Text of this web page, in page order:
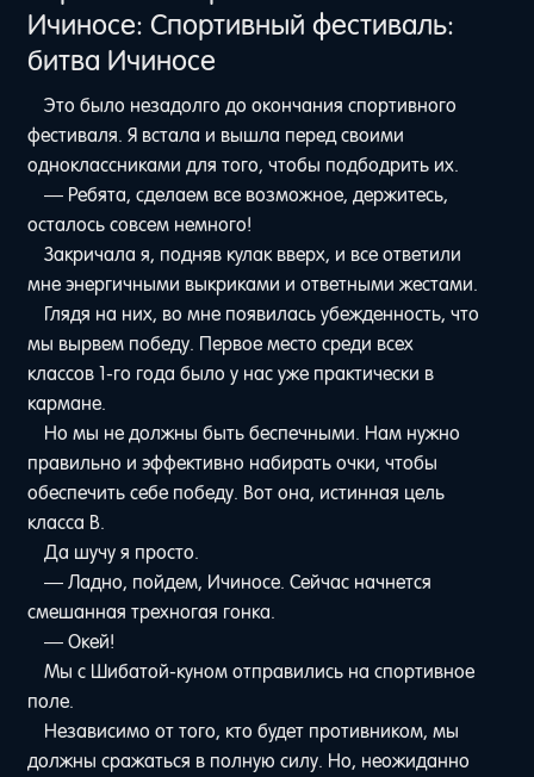
Ичиносе: Спортивный фестиваль:
битва Ичиносе
Это было незадолго до окончания спортивного
фестиваля. Я встала и вышла перед своими
одноклассниками для того, чтобы подбодрить их.
— Ребята, сделаем все возможное, держитесь,
осталось совсем немного!
Закричала я, подняв кулак вверх, и все ответили
мне энергичными выкриками и ответными жестами.
Глядя на них, во мне появилась убежденность, что
мы вырвем победу. Первое место среди всех
классов 1-го года было у нас уже практически в
кармане.
Но мы не должны быть беспечными. Нам нужно
правильно и эффективно набирать очки, чтобы
обеспечить себе победу. Вот она, истинная цель
класса B.
Да шучу я просто.
— Ладно, пойдем, Ичиносе. Сейчас начнется
смешанная трехногая гонка.
— Окей!
Мы с Шибатой-куном отправились на спортивное
поле.
Независимо от того, кто будет противником, мы
должны сражаться в полную силу. Но, неожиданно